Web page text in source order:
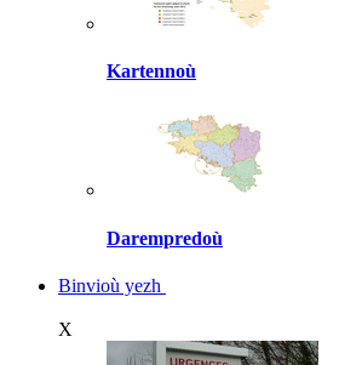
Kartennoù
Darempredoù
Binvioù yezh
X